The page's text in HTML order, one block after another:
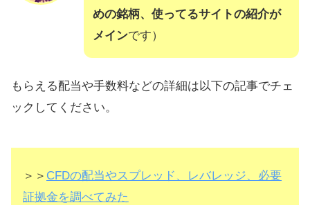
めの銘柄、使ってるサイトの紹介が
メインです）
もらえる配当や手数料などの詳細は以下の記事でチェ
ックしてください。
＞＞ CFDの配当やスプレッド、レバレッジ、必要
証拠金を調べてみた